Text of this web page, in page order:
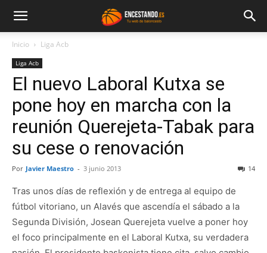
Inicio Liga Acb
Liga Acb
El nuevo Laboral Kutxa se
pone hoy en marcha con la
reunión Querejeta-Tabak para
su cese o renovación
Por Javier Maestro - 3 junio 2013 14
Tras unos días de reflexión y de entrega al equipo de
fútbol vitoriano, un Alavés que ascendía el sábado a la
Segunda División, Josean Querejeta vuelve a poner hoy
el foco principalmente en el Laboral Kutxa, su verdadera